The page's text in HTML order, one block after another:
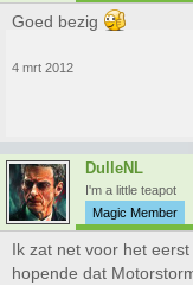
Goed bezig
4 mrt 2012
DulleNL
I'm a little teapot
Magic Member
Ik zat net voor het
hopende dat